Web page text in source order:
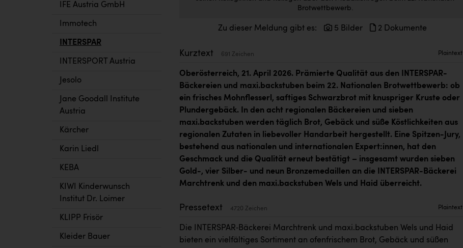
IFE Austria GmbH
Immotech
INTERSPAR
INTERSPORT Austria
Jesolo
Jane Goodall Institute
Austria
Kärcher
Karin Liedl
KEBA
KIWI Kinderwunsch
Institut Dr. Loimer
KLIPP Frisör
Kleider Bauer
Brotwettbewerb.
Zu dieser Meldung gibt es: 5 Bilder 2 Dokumente
Kurztext 691 Zeichen Plaintext
Oberösterreich, 21. April 2026. Prämierte Qualität aus den INTERSPAR-
Bäckereien und maxi.backstuben beim 22. Nationalen Brotwettbewerb: ob
ein frisches Mohnflesserl, saftiges Schwarzbrot mit knuspriger Kruste oder
Plundergebäck. In den acht regionalen Bäckereien und sieben
maxi.backstuben werden täglich Brot, Gebäck und süße Köstlichkeiten aus
regionalen Zutaten in liebevoller Handarbeit hergestellt. Eine Spitzen-Jury,
bestehend aus nationalen und internationalen Expert:innen, hat den
Geschmack und die Qualität erneut bestätigt – insgesamt wurden sieben
Gold-, vier Silber- und neun Bronzemedaillen an die INTERSPAR-Bäckerei
Marchtrenk und den maxi.backstuben Wels und Haid überreicht.
Pressetext 4720 Zeichen Plaintext
Die INTERSPAR‑Bäckerei Marchtrenk und maxi.backstuben Wels und Haid
bieten ein vielfältiges Sortiment an ofenfrischem Brot, Gebäck und süßen